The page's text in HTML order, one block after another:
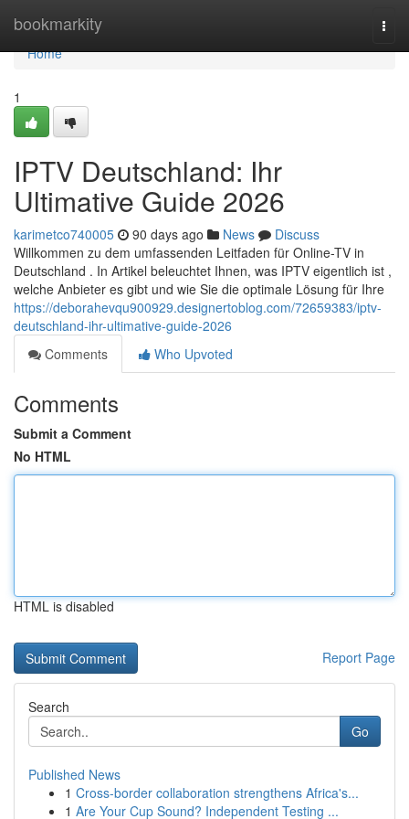
bookmarkity
Home
Home
1
IPTV Deutschland: Ihr
Ultimative Guide 2026
karimetco740005 90 days ago News
Discuss
Willkommen zu dem umfassenden Leitfaden für Online-TV in
Deutschland . In Artikel beleuchtet Ihnen, was IPTV eigentlich ist ,
welche Anbieter es gibt und wie Sie die optimale Lösung für Ihre
https://deborahevqu900929.designertoblog.com/72659383/iptv-
deutschland-ihr-ultimative-guide-2026
Comments
Who Upvoted
Comments
Submit a Comment
No HTML
HTML is disabled
Report Page
Search
Go
Published News
1 Cross-border collaboration strengthens Africa's...
1 Are Your Cup Sound? Independent Testing ...